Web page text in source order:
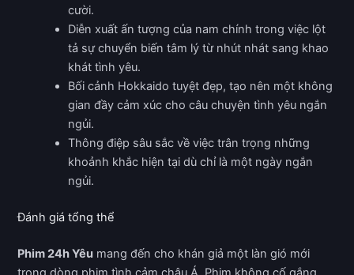
cười.
Diễn xuất ấn tượng của nam chính trong việc lột
tả sự chuyển biến tâm lý từ nhút nhát sang khao
khát tình yêu.
Bối cảnh Hokkaido tuyệt đẹp, tạo nên một không
gian đầy cảm xúc cho câu chuyện tình yêu ngắn
ngủi.
Thông điệp sâu sắc về việc trân trọng những
khoảnh khắc hiện tại dù chỉ là một ngày ngắn
ngủi.
Đánh giá tổng thể
Phim 24h Yêu mang đến cho khán giả một làn gió mới